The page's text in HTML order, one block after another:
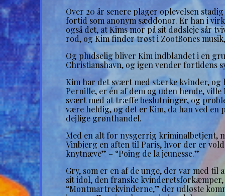
Over 20 år senere plager oplevelsen
fortid som anonym sæddonor. Er han i
også det, at Kims mor på sit dødsleje sår
rod, og Kim finder trøst i ZootBones
Og pludselig bliver Kim indblandet i en
Christianshavn, og igen vender fortidens
Kim har det svært med stærke kvinder, og
Pernille, er én af dem og uden hende,
svært med at træffe beslutninger, og
være heldig, og det er Kim, da han ved
dejlige grønthandel.
Med en alt for nysgerrig kriminalbetjent,
Vinbjerg en aften til Paris, hvor der er
knytnæve” – “Poing de la jeunesse.”
Gry, som er en af de unge, der var med til
sit idol, den franske kvinderetsforkæmper,
“Montmartrekvinderne,” der udløste